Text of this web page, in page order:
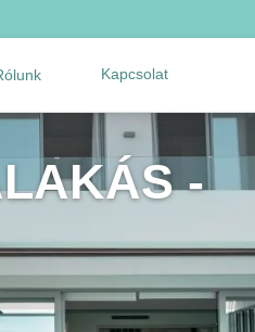
Kapcsolat
-